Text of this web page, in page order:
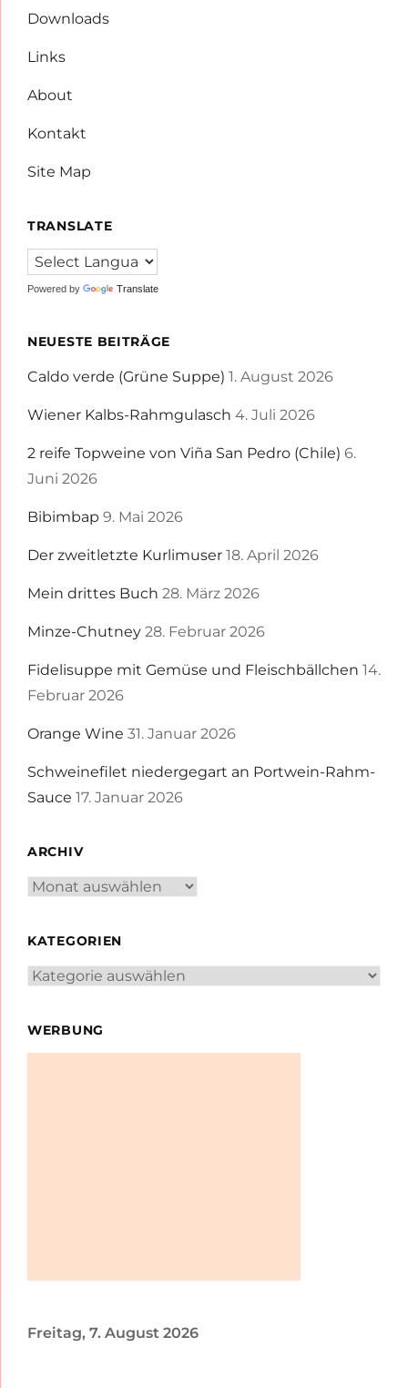
Downloads
Links
About
Kontakt
Site Map
TRANSLATE
Powered by Translate
NEUESTE BEITRÄGE
Caldo verde (Grüne Suppe) 1. August 2026
Wiener Kalbs-Rahmgulasch 4. Juli 2026
2 reife Topweine von Viña San Pedro (Chile) 6.
Juni 2026
Bibimbap 9. Mai 2026
Der zweitletzte Kurlimuser 18. April 2026
Mein drittes Buch 28. März 2026
Minze-Chutney 28. Februar 2026
Fidelisuppe mit Gemüse und Fleischbällchen 14.
Februar 2026
Orange Wine 31. Januar 2026
Schweinefilet niedergegart an Portwein-Rahm-
Sauce 17. Januar 2026
ARCHIV
Archiv
KATEGORIEN
Kategorien
WERBUNG
Freitag, 7. August 2026